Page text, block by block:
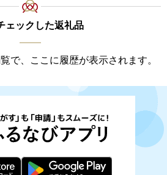
ェックした返礼品
で、ここに履歴が表示されます。